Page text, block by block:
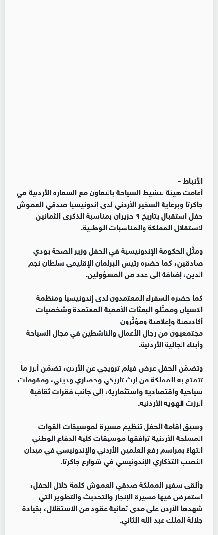
الأنباط -
أقامت هيئة تنشيط السياحة بالتعاون مع السفارة الأردنية في
جاكرتا وبرعاية السفير الأردني لدى إندونيسيا صدقي العموش
حفل استقبال بتاريخ ٩ حزيران بمناسبة الذكرى الثمانين
لاستقلال المملكة والمناسبات الوطنية.
ومثّل الحكومة الإندونيسية في الحفل وزير الصحة بودي
صادقين، كما حضره رئيس البرلمان الإقليمي سلطان نجم
الدين، إضافة إلى عدد من المسؤولين.
كما حضره السفراء المعتمدون لدى إندونيسيا ومنظمة
الآسيان وممثّلو البعثات الأممية المعتمدة وشخصيات
أكاديمية وإعلامية ومؤثّرون
مجتمعيون من رجال الأعمال والناشطين في مجال السياحة
وأبناء الجالية الأردنية.
وتضمّن الحفل عرض فيلم ترويجي عن الأردن، تضمّن أبرز ما
تتمتع به المملكة من إرث تاريخي وحضاري وديني، ومقومات
سياحية واقتصاديه واستثمارية، إلى جانب فقرات ثقافية
أبرزت الهوية الأردنية.
وسبق إقامة الحفل تنظيم مسيرة لموسيقات القوات
المسلحة الأردنية ترافقها موسيقات كلية الدفاع الوطني
انتهاءً بمراسم رفع العلمين الأردني والإندونيسي في ميدان
النصب التذكاري الإندونيسي في شوارع جاكرتا.
وألقى سفير المملكة صدقي العموش كلمة خلال الحفل،
استعرض فيها مسيرة الإنجاز والتحديث والتطوير التي
شهدها الأردن على مدى ثمانية عقود من الاستقلال، بقيادة
جلالة الملك عبد الله الثاني.